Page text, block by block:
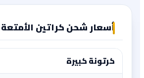
أسعار شحن كراتين
كرتونة كبيرة